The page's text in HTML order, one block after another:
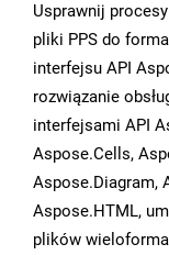
Usprawnij
pliki PPS do
interfejsu API
rozwiązanie
interfejsami API
Aspose.Cells,
Aspose.Diagram,
Aspose.HTML,
plików